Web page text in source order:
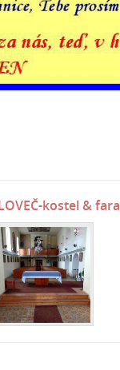
kostel & fara